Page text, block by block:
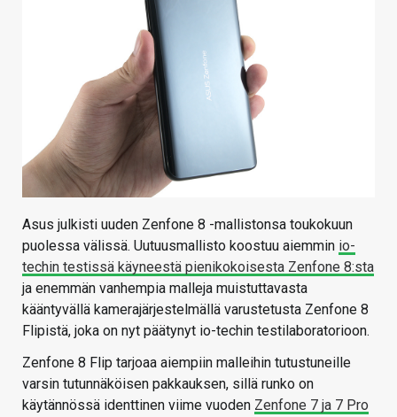
Asus julkisti uuden Zenfone 8 -mallistonsa toukokuun
puolessa välissä. Uutuusmallisto koostuu aiemmin io-
techin testissä käyneestä pienikokoisesta Zenfone 8:sta
ja enemmän vanhempia malleja muistuttavasta
kääntyvällä kamerajärjestelmällä varustetusta Zenfone 8
Flipistä, joka on nyt päätynyt io-techin testilaboratorioon.
Zenfone 8 Flip tarjoaa aiempiin malleihin tutustuneille
varsin tutunnäköisen pakkauksen, sillä runko on
käytännössä identtinen viime vuoden Zenfone 7 ja 7 Pro